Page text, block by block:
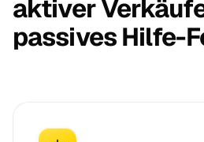
aktiver
passives Hilfe-